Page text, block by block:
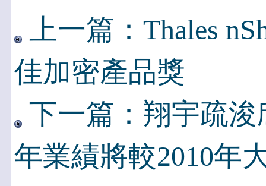
上一篇：Thales
佳加密產品獎
下一篇：翔宇疏浚
年業績將較2010年